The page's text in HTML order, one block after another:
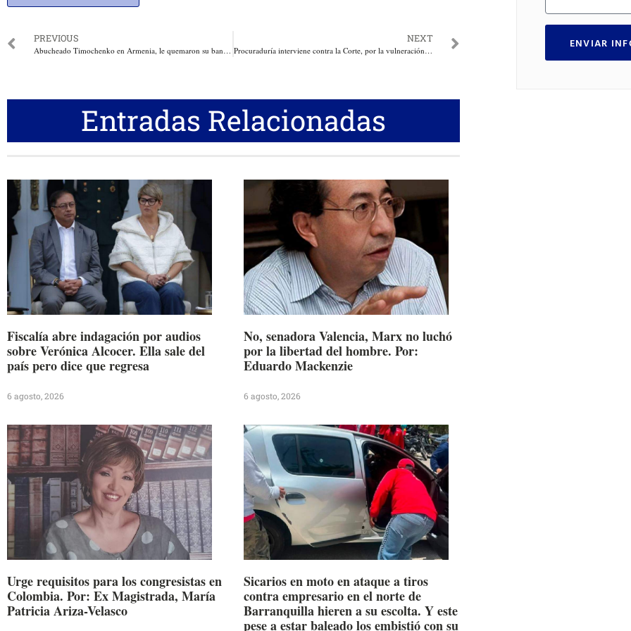
PREVIOUS
Abucheado Timochenko en Armenia, le quemaron su bandera de las Farc
NEXT
Procuraduría interviene contra la Corte, por la vulneración de los derechos a la libertad de prensa y la reserva de la fuente
Entradas Relacionadas
Fiscalía abre indagación por audios
sobre Verónica Alcocer. Ella sale del
país pero dice que regresa
6 agosto, 2026
No, senadora Valencia, Marx no luchó
por la libertad del hombre. Por:
Eduardo Mackenzie
6 agosto, 2026
Urge requisitos para los congresistas en
Colombia. Por: Ex Magistrada, María
Patricia Ariza-Velasco
Sicarios en moto en ataque a tiros
contra empresario en el norte de
Barranquilla hieren a su escolta. Y este
pese a estar baleado los embistió con su
ENVIAR